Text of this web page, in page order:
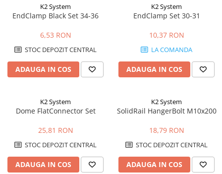
K2 System
EndClamp Black Set 34-36
6,53 RON
STOC DEPOZIT CENTRAL
ADAUGA IN COS
K2 System
EndClamp Set 30-31
10,37 RON
LA COMANDA
ADAUGA IN COS
K2 System
Dome FlatConnector Set
25,81 RON
STOC DEPOZIT CENTRAL
ADAUGA IN COS
K2 System
SolidRail HangerBolt M10x200
18,79 RON
STOC DEPOZIT CENTRAL
ADAUGA IN COS